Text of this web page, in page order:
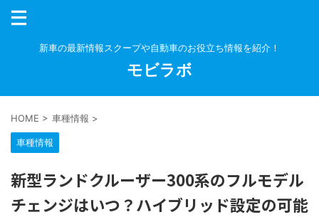
新車の最新情報スクープや自動車のお役立ち情報を紹介！
モビラボ
HOME > 車種情報 >
車種情報
新型ランドクルーザー300系のフルモデル
チェンジはいつ？ハイブリッド設定の可能